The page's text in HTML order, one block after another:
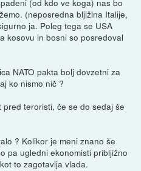
(od kdo ve koga) nas bo
(neposredna bljižina Italije,
ja. Poleg tega se USA
kosovu in bosni so posredoval
NATO pakta bolj dovzetni za
ko nismo nič ?
pred teroristi, če se do sedaj še
? Kolikor je meni znano še
pa ugledni ekonomisti pribljižno
to zagotavlja vlada.